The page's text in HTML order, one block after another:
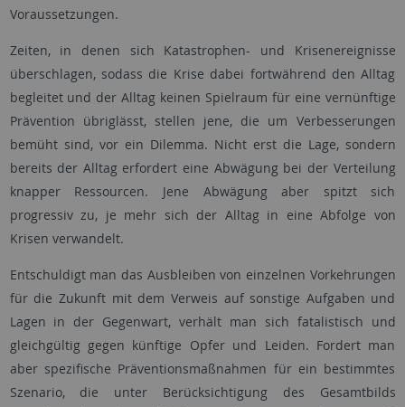
Voraussetzungen.
Zeiten, in denen sich Katastrophen- und Krisenereignisse
überschlagen, sodass die Krise dabei fortwährend den Alltag
begleitet und der Alltag keinen Spielraum für eine vernünftige
Prävention übriglässt, stellen jene, die um Verbesserungen
bemüht sind, vor ein Dilemma. Nicht erst die Lage, sondern
bereits der Alltag erfordert eine Abwägung bei der Verteilung
knapper Ressourcen. Jene Abwägung aber spitzt sich
progressiv zu, je mehr sich der Alltag in eine Abfolge von
Krisen verwandelt.
Entschuldigt man das Ausbleiben von einzelnen Vorkehrungen
für die Zukunft mit dem Verweis auf sonstige Aufgaben und
Lagen in der Gegenwart, verhält man sich fatalistisch und
gleichgültig gegen künftige Opfer und Leiden. Fordert man
aber spezifische Präventionsmaßnahmen für ein bestimmtes
Szenario, die unter Berücksichtigung des Gesamtbilds